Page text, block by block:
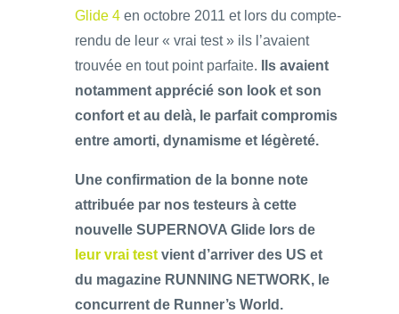
Glide 4 en octobre 2011 et lors du compte-
rendu de leur « vrai test » ils l’avaient
trouvée en tout point parfaite.
Ils avaient
notamment apprécié son look et son
confort et au delà, le parfait compromis
entre amorti, dynamisme et légèreté.
Une confirmation de la bonne note
attribuée par nos testeurs à cette
nouvelle SUPERNOVA Glide lors de
leur vrai test vient d’arriver des US et
du magazine RUNNING NETWORK, le
concurrent de Runner’s World.